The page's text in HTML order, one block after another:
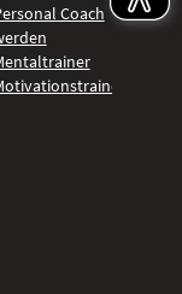
Coach